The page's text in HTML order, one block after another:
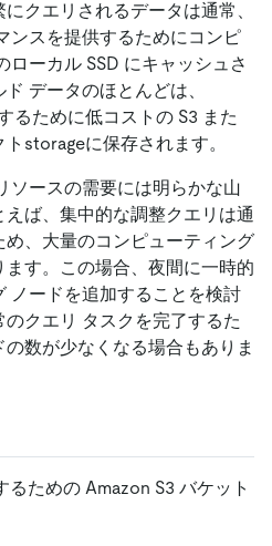
クエリされるデータは通常、
ンスを提供するためにコンピ
ローカル SSD にキャッシュさ
データのほとんどは、
るために低コストの S3 また
storageに保存されます。
ソースの需要には明らかな山
ば、集中的な調整クエリは通
、大量のコンピューティング
ます。この場合、夜間に一時的
ノードを追加することを検討
クエリ タスクを完了するた
数が少なくなる場合もありま
るための Amazon S3 バケット